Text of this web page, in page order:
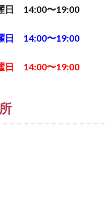
日 14:00〜19:00
日 14:00〜19:00
日 14:00〜19:00